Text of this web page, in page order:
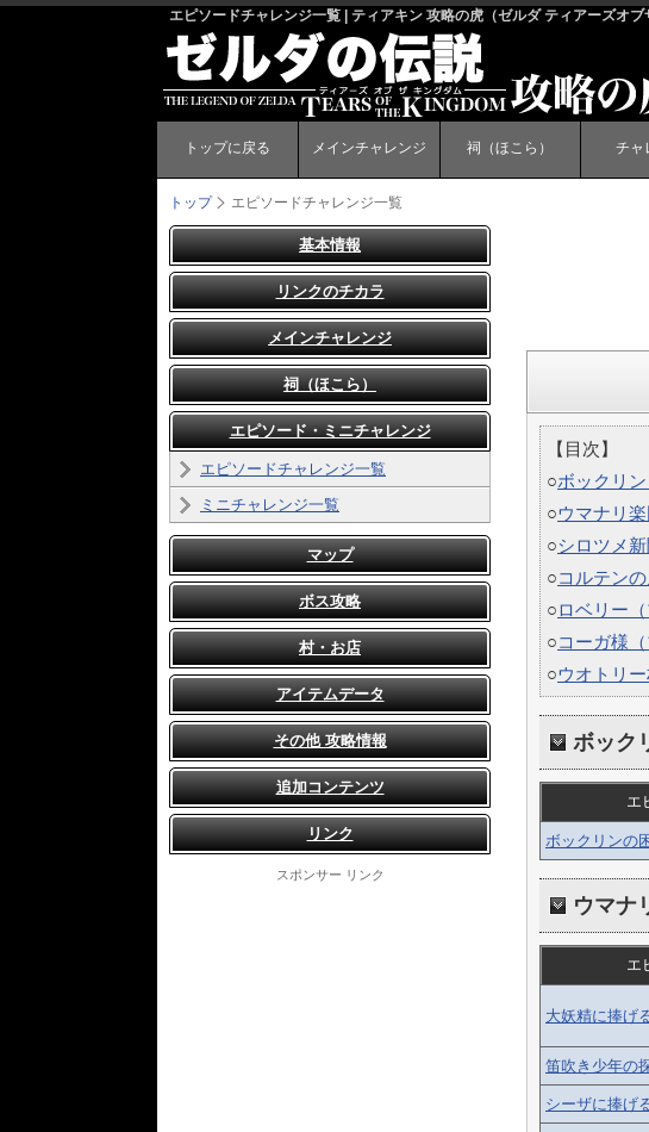
エピソードチャレンジ一覧 | ティアキン 攻略の虎（ゼルダ ティアーズオブ
トップに戻る メインチャレンジ 祠（ほこら） チャ
トップ エピソードチャレンジ一覧
【目次】
○ボックリン
○ウマナリ楽
○シロツメ
○コルテン
○ロベリー
○コーガ様
○ウオトリ
ボック
エ
ボックリンの
ウマナ
エ
大妖精に捧げ
笛吹き少年の
シーザに捧げ
基本情報
リンクのチカラ
メインチャレンジ
祠（ほこら）
エピソード・ミニチャレンジ
エピソードチャレンジ一覧
ミニチャレンジ一覧
マップ
ボス攻略
村・お店
アイテムデータ
その他 攻略情報
追加コンテンツ
リンク
スポンサー リンク